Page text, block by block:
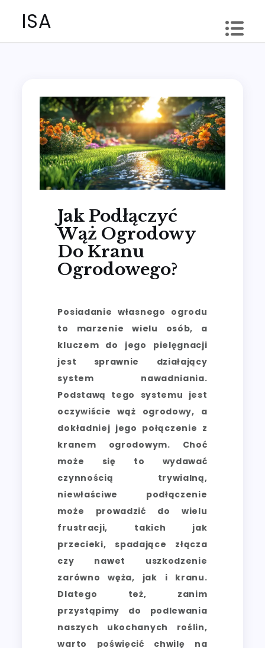
ISA
Jak Podłączyć
Wąż Ogrodowy
Do Kranu
Ogrodowego?
Posiadanie własnego ogrodu
to marzenie wielu osób, a
kluczem do jego pielęgnacji
jest sprawnie działający
system nawadniania.
Podstawą tego systemu jest
oczywiście wąż ogrodowy, a
dokładniej jego połączenie z
kranem ogrodowym. Choć
może się to wydawać
czynnością trywialną,
niewłaściwe podłączenie
może prowadzić do wielu
frustracji, takich jak
przecieki, spadające złącza
czy nawet uszkodzenie
zarówno węża, jak i kranu.
Dlatego też, zanim
przystąpimy do podlewania
naszych ukochanych roślin,
warto poświęcić chwilę na